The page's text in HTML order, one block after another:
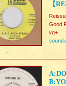
【
Good
vg+
sound♪